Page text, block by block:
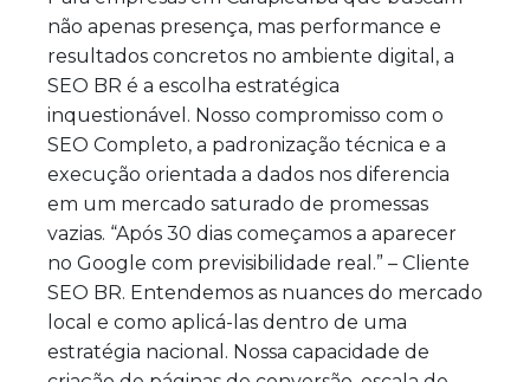
não apenas presença, mas performance e
resultados concretos no ambiente digital, a
SEO BR é a escolha estratégica
inquestionável. Nosso compromisso com o
SEO Completo, a padronização técnica e a
execução orientada a dados nos diferencia
em um mercado saturado de promessas
vazias. “Após 30 dias começamos a aparecer
no Google com previsibilidade real.” – Cliente
SEO BR. Entendemos as nuances do mercado
local e como aplicá-las dentro de uma
estratégia nacional. Nossa capacidade de